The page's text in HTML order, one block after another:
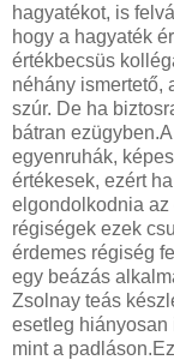
hagyatékot, is
hogy a hagyaték
értékbecsüs
néhány ismertető,
szúr. De ha
bátran
egyenruhák,
értékesek, ezért
elgondolkodnia
régiségek ezek
érdemes régiség
egy beázás
Zsolnay teás
esetleg hiányosan
mint a